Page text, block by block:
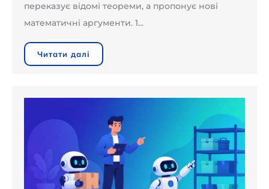
переказує відомі теореми, а пропонує нові
математичні аргументи. 1...
Читати далі